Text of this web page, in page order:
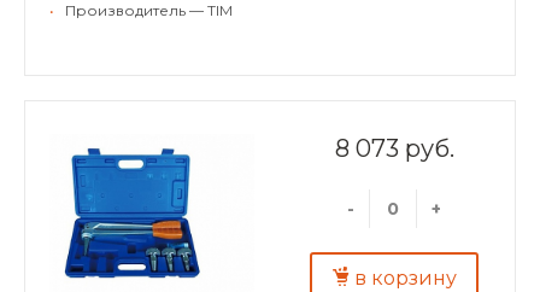
• Производитель — TIM
8 073 руб.
- +
в корзину